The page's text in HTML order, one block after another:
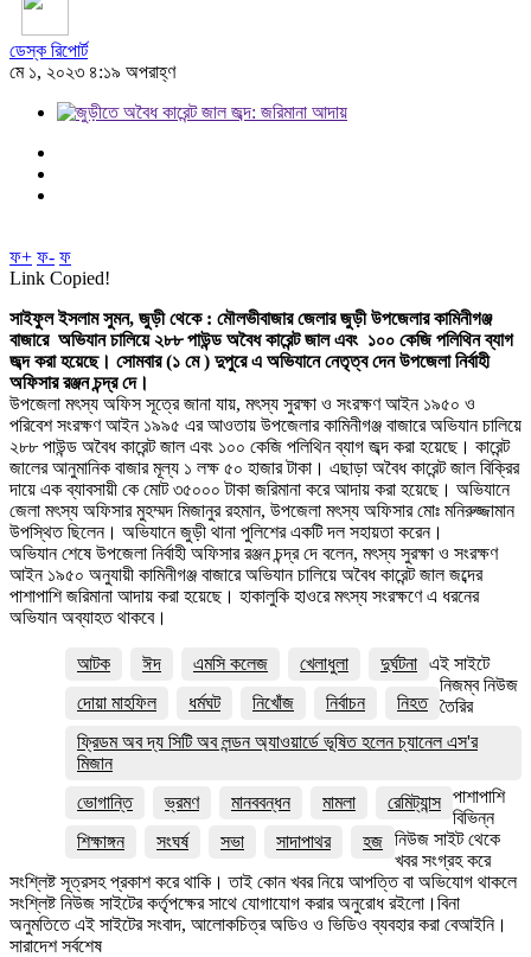
ডেস্ক রিপোর্ট
মে ১, ২০২৩ ৪:১৯ অপরাহ্ণ
ফ+ ফ- ফ
Link Copied!
সাইফুল ইসলাম সুমন, জুড়ী থেকে : মৌলভীবাজার জেলার জুড়ী উপজেলার কামিনীগঞ্জ
বাজারে অভিযান চালিয়ে ২৮৮ পাউন্ড অবৈধ কারেন্ট জাল এবং ১০০ কেজি পলিথিন ব্যাগ
জব্দ করা হয়েছে। সোমবার (১ মে ) দুপুরে এ অভিযানে নেতৃত্ব দেন উপজেলা নির্বাহী
অফিসার রঞ্জন চন্দ্র দে।
উপজেলা মৎস্য অফিস সূত্রে জানা যায়, মৎস্য সুরক্ষা ও সংরক্ষণ আইন ১৯৫০ ও
পরিবেশ সংরক্ষণ আইন ১৯৯৫ এর আওতায় উপজেলার কামিনীগঞ্জ বাজারে অভিযান চালিয়ে
২৮৮ পাউন্ড অবৈধ কারেন্ট জাল এবং ১০০ কেজি পলিথিন ব্যাগ জব্দ করা হয়েছে। কারেন্ট
জালের আনুমানিক বাজার মূল্য ১ লক্ষ ৫০ হাজার টাকা‌। এছাড়া অবৈধ কারেন্ট জাল বিক্রির
দায়ে এক ব্যাবসায়ী কে মোট ৩৫০০০ টাকা জরিমানা করে আদায় করা হয়েছে‌। অভিযানে
জেলা মৎস্য অফিসার মুহম্মদ মিজানুর রহমান, উপজেলা মৎস্য অফিসার মোঃ মনিরুজ্জামান
উপস্থিত ছিলেন। অভিযানে জুড়ী থানা পুলিশের একটি দল সহায়তা করেন।
অভিযান শেষে উপজেলা নির্বাহী অফিসার রঞ্জন চন্দ্র দে‌ বলেন, মৎস্য সুরক্ষা ও সংরক্ষণ
আইন ১৯৫০ অনুযায়ী কামিনীগঞ্জ বাজারে অভিযান চালিয়ে অবৈধ কারেন্ট জাল জব্দের
পাশাপাশি জরিমানা আদায় করা হয়েছে। হাকালুকি হাওরে মৎস্য সংরক্ষণে এ ধরনের
অভিযান অব্যাহত থাকবে।
আটক ঈদ এমসি কলেজ খেলাধুলা
দুর্ঘটনা
দোয়া মাহফিল
ধর্মঘট নিখোঁজ নির্বাচন
নিহত
ফ্রিডম অব দ্য সিটি অব লন্ডন অ্যাওয়ার্ডে ভূষিত হলেন চ্যানেল এস'র
মিজান
ভোগান্তি
ভ্রমণ মানববন্ধন মামলা
রেমিট্যান্স
শিক্ষাঙ্গন
সংঘর্ষ সভা সাদাপাথর হজ
এই সাইটে
নিজম্ব নিউজ
তৈরির
পাশাপাশি
বিভিন্ন
নিউজ সাইট থেকে
খবর সংগ্রহ করে
সংশ্লিষ্ট সূত্রসহ প্রকাশ করে থাকি। তাই কোন খবর নিয়ে আপত্তি বা অভিযোগ থাকলে
সংশ্লিষ্ট নিউজ সাইটের কর্তৃপক্ষের সাথে যোগাযোগ করার অনুরোধ রইলো।বিনা
অনুমতিতে এই সাইটের সংবাদ, আলোকচিত্র অডিও ও ভিডিও ব্যবহার করা বেআইনি।
সারাদেশ সর্বশেষ